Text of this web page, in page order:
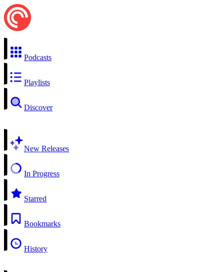
Podcasts
Playlists
Discover
New Releases
In Progress
Starred
Bookmarks
History